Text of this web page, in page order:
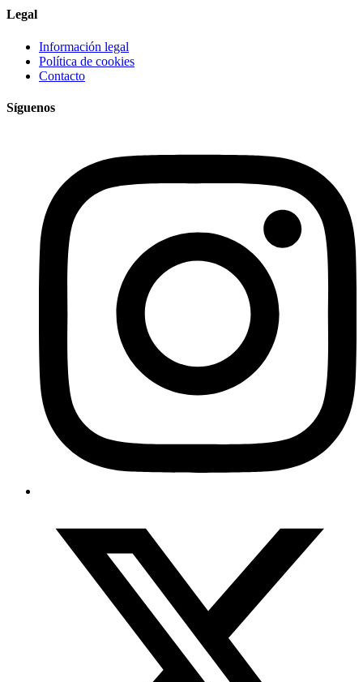
Legal
Información legal
Política de cookies
Contacto
Síguenos